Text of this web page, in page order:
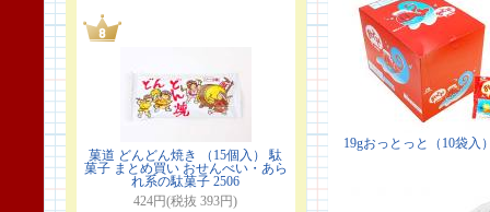
菓道 どんどん焼き （15個入） 駄
菓子 まとめ買い おせんべい・あら
れ系の駄菓子 2506
424円(税抜 393円)